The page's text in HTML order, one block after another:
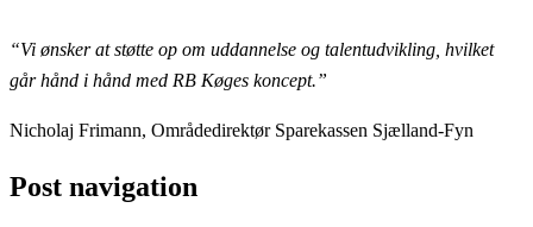
“Vi ønsker at støtte op om uddannelse og talentudvikling, hvilket
går hånd i hånd med RB Køges koncept.”
Nicholaj Frimann, Områdedirektør Sparekassen Sjælland-Fyn
Post navigation